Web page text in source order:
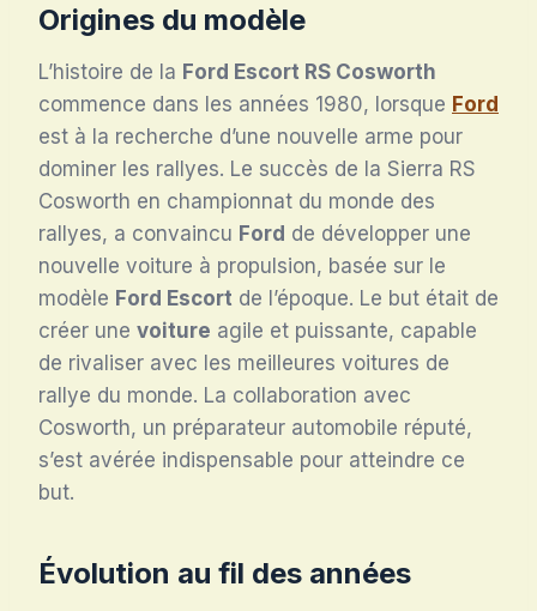
Origines du modèle
L’histoire de la Ford Escort RS Cosworth
commence dans les années 1980, lorsque Ford
est à la recherche d’une nouvelle arme pour
dominer les rallyes. Le succès de la Sierra RS
Cosworth en championnat du monde des
rallyes, a convaincu Ford de développer une
nouvelle voiture à propulsion, basée sur le
modèle Ford Escort de l’époque. Le but était de
créer une voiture agile et puissante, capable
de rivaliser avec les meilleures voitures de
rallye du monde. La collaboration avec
Cosworth, un préparateur automobile réputé,
s’est avérée indispensable pour atteindre ce
but.
Évolution au fil des années